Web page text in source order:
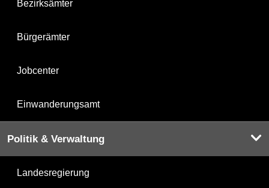
Bezirksämter
Bürgerämter
Jobcenter
Einwanderungsamt
Politik & Verwaltung
Landesregierung